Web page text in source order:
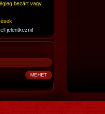
bezárt vagy
jelentkezni!